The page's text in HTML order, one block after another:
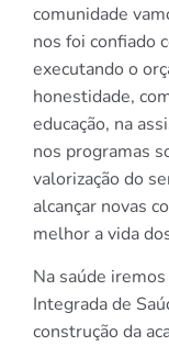
comunidade
nos foi confiado
executando o
honestidade,
educação, na
nos programas
valorização do
alcançar novas
melhor a vida
Na saúde
Integrada de
construção da